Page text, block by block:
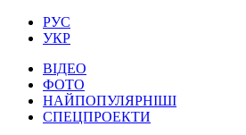
РУС
УКР
ВІДЕО
ФОТО
НАЙПОПУЛЯРНІШІ
СПЕЦПРОЕКТИ